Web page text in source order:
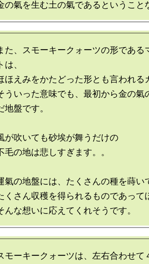
た、スモーキークォーツの形である
は、
ほえみをかたどった形とも言われる
ういった意味でも、最初から金の氣
地盤です。
が吹いても砂埃が舞うだけの
毛の地は悲しすぎます。。
氣の地盤には、たくさんの種を蒔い
くさん収穫を得られるものであって
モーキークォーツは、左右合わせて